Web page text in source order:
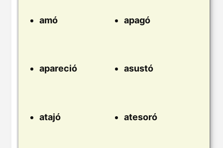
amó apagó
apareció asustó
atajó atesoró